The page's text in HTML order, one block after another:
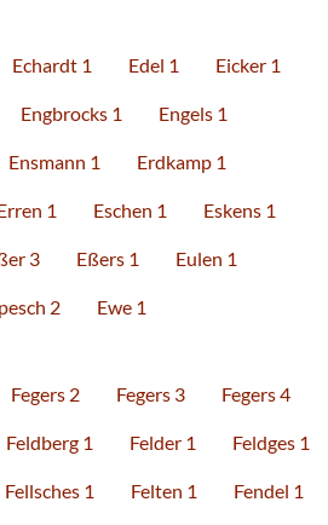
Echardt 1 Edel 1 Eicker 1
Engbrocks 1 Engels 1
Ensmann 1 Erdkamp 1
1 Eschen 1 Eskens 1
3 Eßers 1 Eulen 1
2 Ewe 1
Fegers 2 Fegers 3 Fegers 4
Feldberg 1 Felder 1 Feldges 1
Fellsches 1 Felten 1 Fendel 1